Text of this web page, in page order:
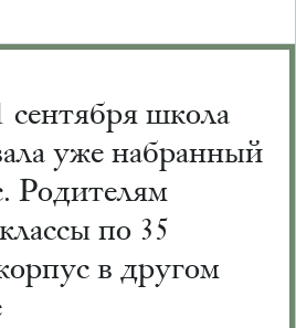
сентября школа
уже набранный
Родителям
по 35
в другом